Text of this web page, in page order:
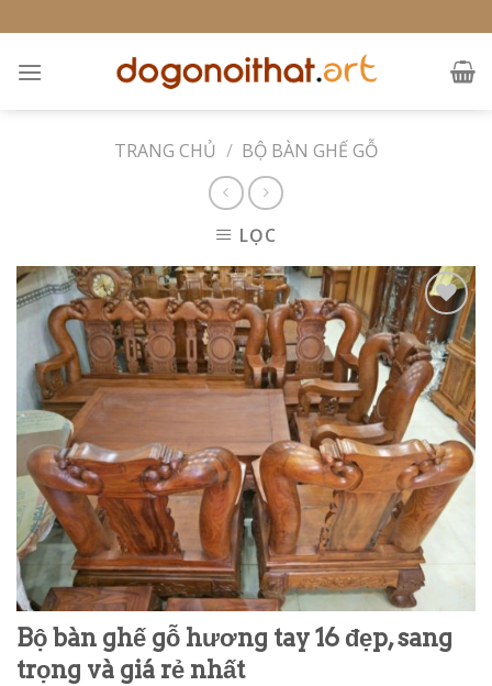
to
content
TRANG CHỦ / BỘ BÀN GHẾ GỖ
LỌC
Add to
Wishlist
Bộ bàn ghế gỗ hương tay 16 đẹp, sang
trọng và giá rẻ nhất